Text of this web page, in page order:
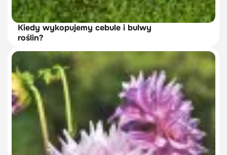
Kiedy wykopujemy cebule i bulwy
roślin?